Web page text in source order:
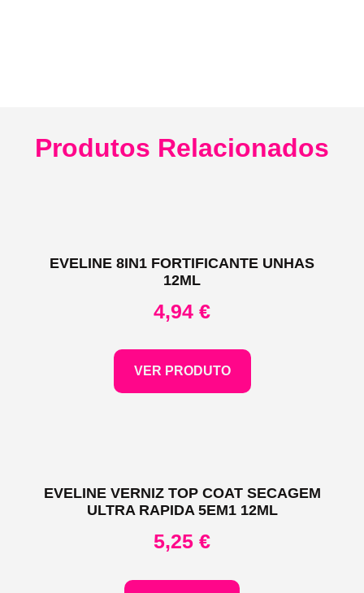
Produtos Relacionados
EVELINE 8IN1 FORTIFICANTE UNHAS
12ML
4,94 €
VER PRODUTO
EVELINE VERNIZ TOP COAT SECAGEM
ULTRA RAPIDA 5EM1 12ML
5,25 €